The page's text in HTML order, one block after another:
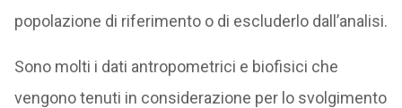
popolazione di riferimento o di escluderlo dall’analisi.
Sono molti i dati antropometrici e biofisici che
vengono tenuti in considerazione per lo svolgimento